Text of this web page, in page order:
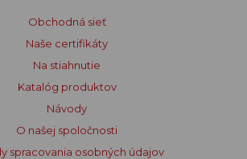
Obchodná sieť
Naše certifikáty
Na stiahnutie
Katalóg produktov
Návody
O našej spoločnosti
spracovania osobných údajov